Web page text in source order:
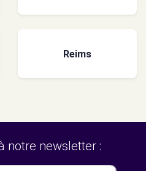
Reims
notre newsletter :